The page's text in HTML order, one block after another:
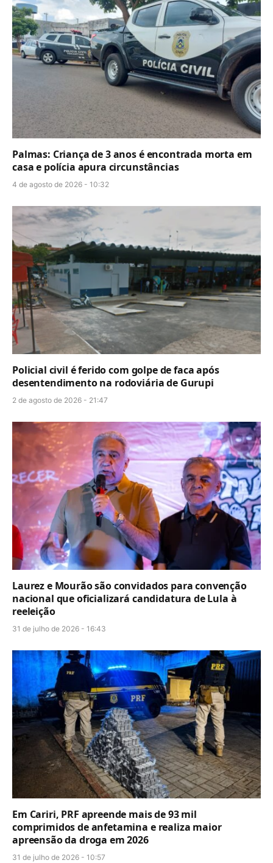
Palmas: Criança de 3 anos é encontrada morta em
casa e polícia apura circunstâncias
4 de agosto de 2026 - 10:32
Policial civil é ferido com golpe de faca após
desentendimento na rodoviária de Gurupi
2 de agosto de 2026 - 21:47
Laurez e Mourão são convidados para convenção
nacional que oficializará candidatura de Lula à
reeleição
31 de julho de 2026 - 16:43
Em Cariri, PRF apreende mais de 93 mil
comprimidos de anfetamina e realiza maior
apreensão da droga em 2026
31 de julho de 2026 - 10:57